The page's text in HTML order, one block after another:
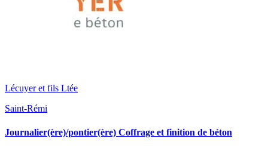
Lécuyer et fils Ltée
Saint-Rémi
Journalier(ère)/pontier(ère) Coffrage et finition de béton